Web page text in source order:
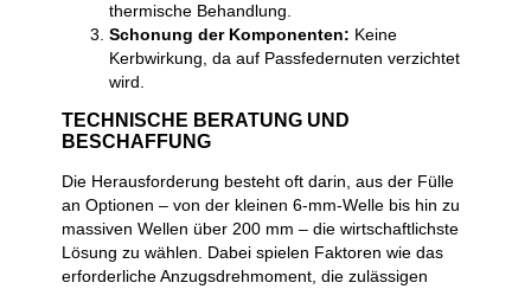
thermische Behandlung.
Schonung der Komponenten: Keine
Kerbwirkung, da auf Passfedernuten verzichtet
wird.
TECHNISCHE BERATUNG UND
BESCHAFFUNG
Die Herausforderung besteht oft darin, aus der Fülle
an Optionen – von der kleinen 6-mm-Welle bis hin zu
massiven Wellen über 200 mm – die wirtschaftlichste
Lösung zu wählen. Dabei spielen Faktoren wie das
erforderliche Anzugsdrehmoment, die zulässigen